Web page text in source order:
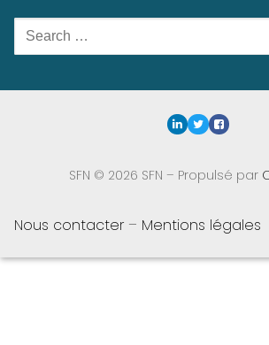
Rechercher
:
SFN © 2026 SFN – Propulsé par
Nous contacter – Mentions légales